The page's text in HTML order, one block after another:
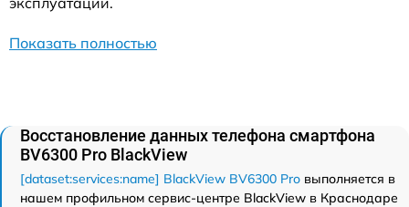
Показать полностью
Восстановление данных телефона смартфона
BV6300 Pro BlackView
[dataset:services:name] BlackView BV6300 Pro выполняется в
нашем профильном сервис-центре BlackView в Краснодаре